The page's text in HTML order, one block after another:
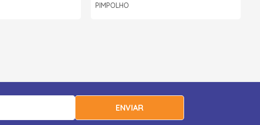
PIMPOLHO
ENVIAR